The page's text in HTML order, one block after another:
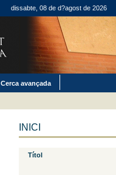
dissabte, 08 de d?agost de 2026
Cerca avançada
INICI
Títol